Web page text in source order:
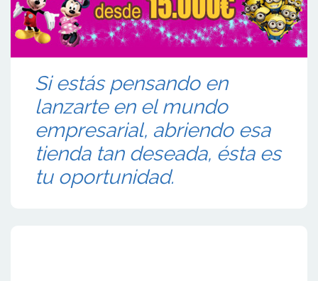
Si estás pensando en
lanzarte en el mundo
empresarial, abriendo esa
tienda tan deseada, ésta es
tu oportunidad.